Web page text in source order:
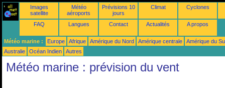
Images
satellite
Météo
aéroports
Prévisions 10
jours
Climat Cyclones
FAQ Langues Contact Actualités A propos
Météo marine : Europe Afrique Amérique du Nord Amérique centrale
Amérique du
Australie
Océan Indien Autres
Météo marine : prévision du vent